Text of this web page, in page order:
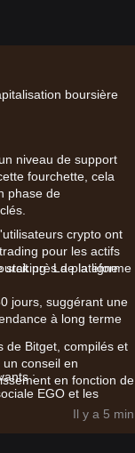
boursière
niveau de support
fourchette, cela
phase de
près de la ligne
jours, suggérant une
à long terme
:
EGO et les
crypto ont
pour les actifs
staking. La plateforme
de Bitget, compilés et
conseil en
en fonction de
Il y a 5 min